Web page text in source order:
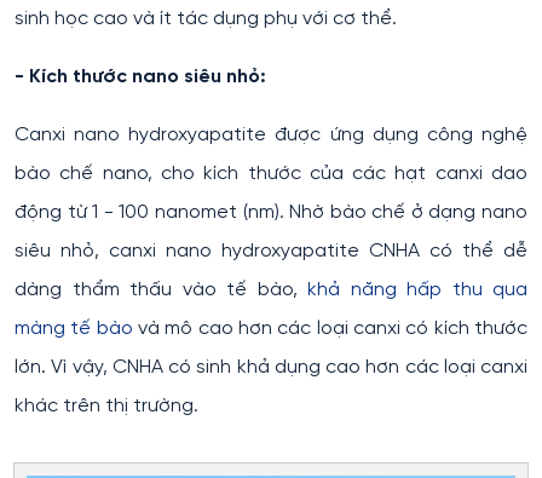
sinh học cao và ít tác dụng phụ với cơ thể.
- Kích thước nano siêu nhỏ:
Canxi nano hydroxyapatite được ứng dụng công nghệ
bào chế nano, cho kích thước của các hạt canxi dao
động từ 1 - 100 nanomet (nm). Nhờ bào chế ở dạng nano
siêu nhỏ, canxi nano hydroxyapatite CNHA có thể dễ
dàng thẩm thấu vào tế bào,
khả năng hấp thu qua
màng tế bào và mô cao hơn các loại canxi có kích thước
lớn. Vì vậy, CNHA có sinh khả dụng cao hơn các loại canxi
khác trên thị trường.